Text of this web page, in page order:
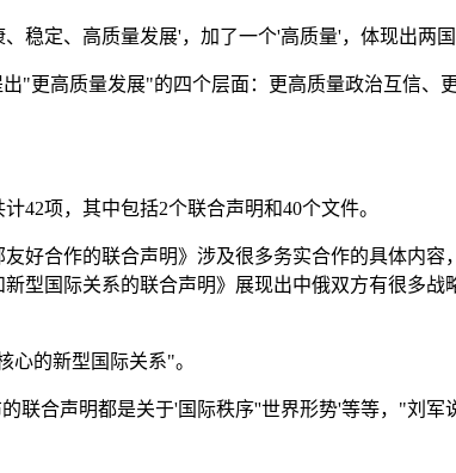
定、高质量发展'，加了一个'高质量'，体现出两
"更高质量发展"的四个层面：更高质量政治互信、
42项，其中包括2个联合声明和40个文件。
好合作的联合声明》涉及很多务实合作的具体内
型国际关系的联合声明》展现出中俄双方有很多
心的新型国际关系"。
联合声明都是关于'国际秩序''世界形势'等等，"刘